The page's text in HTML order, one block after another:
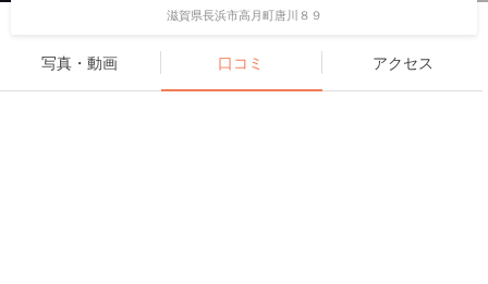
滋賀県長浜市高月町唐川８９
写真・動画 口コミ アクセス